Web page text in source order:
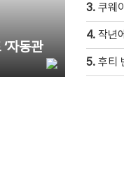
자동관
3. 쿠웨
4. 작년
5. 후티